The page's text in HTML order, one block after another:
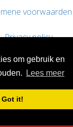
om gebruik en
Lees meer
Got it!
voorwaarden
Privacy policy
/ Support